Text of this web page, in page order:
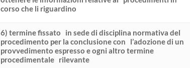
corso che li riguardino
6) termine fissato in sede di disciplina normativa del
procedimento per la conclusione con l’adozione di un
provvedimento espresso e ogni altro termine
procedimentale rilevante